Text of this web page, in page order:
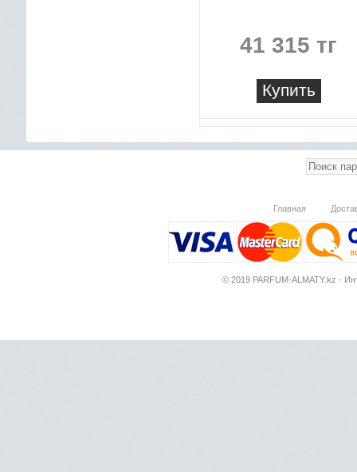
41 315 тг
Купить
Главная
© 2019 PARFUM-ALMATY.kz -